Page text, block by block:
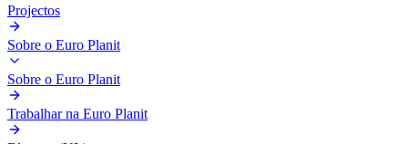
Projectos
Sobre o Euro Planit
Sobre o Euro Planit
Trabalhar na Euro Planit